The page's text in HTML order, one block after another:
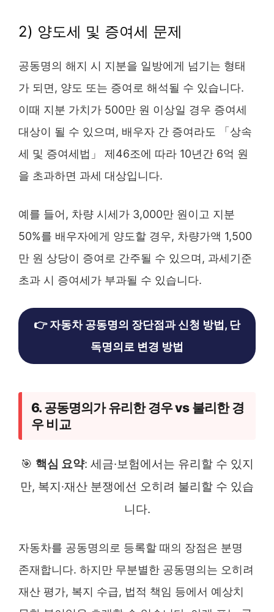
2) 양도세 및 증여세 문제
공동명의 해지 시 지분을 일방에게 넘기는 형태
가 되면, 양도 또는 증여로 해석될 수 있습니다.
이때 지분 가치가 500만 원 이상일 경우 증여세
대상이 될 수 있으며, 배우자 간 증여라도 「상속
세 및 증여세법」 제46조에 따라 10년간 6억 원
을 초과하면 과세 대상입니다.
예를 들어, 차량 시세가 3,000만 원이고 지분
50%를 배우자에게 양도할 경우, 차량가액 1,500
만 원 상당이 증여로 간주될 수 있으며, 과세기준
초과 시 증여세가 부과될 수 있습니다.
👉 자동차 공동명의 장단점과 신청 방법, 단
독명의로 변경 방법
6. 공동명의가 유리한 경우 vs 불리한 경
우 비교
🎯 핵심 요약: 세금·보험에서는 유리할 수 있지
만, 복지·재산 분쟁에선 오히려 불리할 수 있습
니다.
자동차를 공동명의로 등록할 때의 장점은 분명
존재합니다. 하지만 무분별한 공동명의는 오히려
재산 평가, 복지 수급, 법적 책임 등에서 예상치